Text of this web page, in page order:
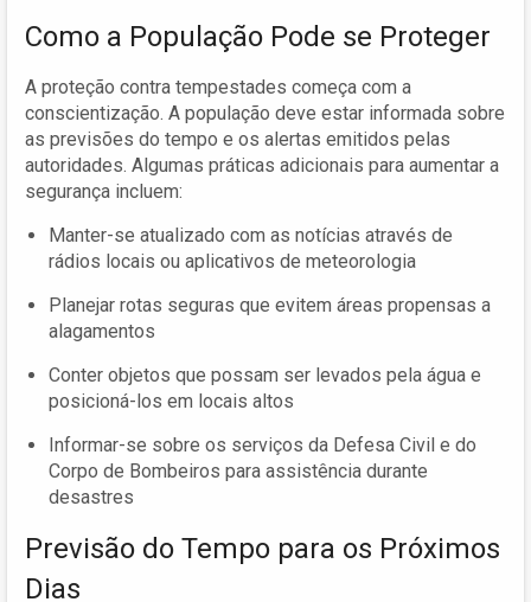
Como a População Pode se Proteger
A proteção contra tempestades começa com a
conscientização. A população deve estar informada sobre
as previsões do tempo e os alertas emitidos pelas
autoridades. Algumas práticas adicionais para aumentar a
segurança incluem:
Manter-se atualizado com as notícias através de
rádios locais ou aplicativos de meteorologia
Planejar rotas seguras que evitem áreas propensas a
alagamentos
Conter objetos que possam ser levados pela água e
posicioná-los em locais altos
Informar-se sobre os serviços da Defesa Civil e do
Corpo de Bombeiros para assistência durante
desastres
Previsão do Tempo para os Próximos
Dias